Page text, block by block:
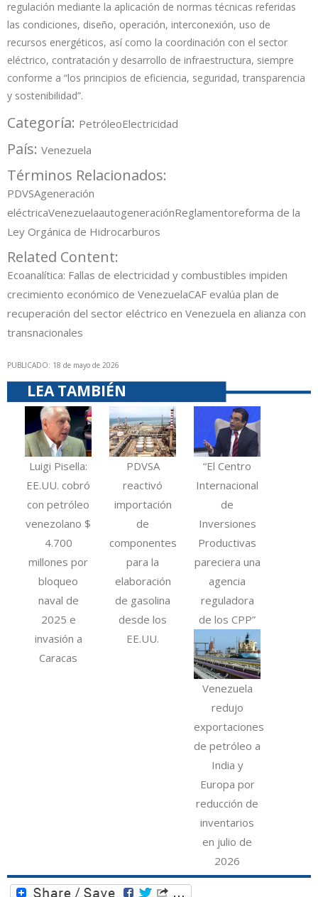
regulación mediante la aplicación de normas técnicas referidas
las condiciones, diseño, operación, interconexión, uso de
recursos energéticos, así como la coordinación con el sector
eléctrico, contratación y desarrollo de infraestructura, siempre
conforme a “los principios de eficiencia, seguridad, transparencia
y sostenibilidad”.
Categoría: PetróleoElectricidad
País: Venezuela
Términos Relacionados:
PDVSAgeneración
eléctricaVenezuelaautogeneraciónReglamentoreforma de la
Ley Orgánica de Hidrocarburos
Related Content:
Ecoanalítica: Fallas de electricidad y combustibles impiden
crecimiento económico de VenezuelaCAF evalúa plan de
recuperación del sector eléctrico en Venezuela en alianza con
transnacionales
PUBLICADO: 18 de mayo de 2026
LEA TAMBIÉN
Luigi Pisella:
EE.UU. cobró
con petróleo
venezolano $
4.700
millones por
bloqueo
naval de
2025 e
invasión a
Caracas
PDVSA
reactivó
importación
de
componentes
para la
elaboración
de gasolina
desde los
EE.UU.
“El Centro
Internacional
de
Inversiones
Productivas
pareciera una
agencia
reguladora
de los CPP”
Venezuela
redujo
exportaciones
de petróleo a
India y
Europa por
reducción de
inventarios
en julio de
2026